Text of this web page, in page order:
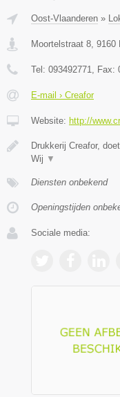
Oost-Vlaanderen »
Moortelstraat 8 9160
Tel: 093492771 , Fax:
E-mail › Creafor
Website: http://
Drukkerij Creafor,
Wij ▼
Diensten onbekend
Openingstijden
Sociale media: